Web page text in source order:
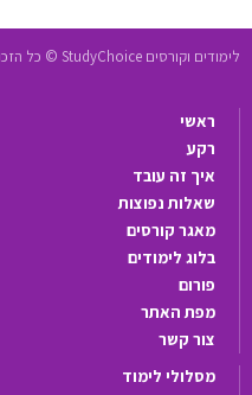
לימודים וקורסים StudyChoice © כל הזכויות שמורות 2026
ראשי
רקע
איך זה עובד
שאלות נפוצות
מאגר קורסים
בלוג לימודים
פורום
מפת האתר
צור קשר
מסלולי לימוד